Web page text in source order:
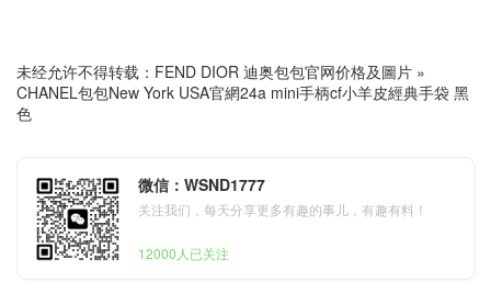
未经允许不得转载： FEND DIOR 迪奥包包官网价格及圖片 »
CHANEL包包New York USA官網24a mini手柄cf小羊皮經典手袋 黑
色
微信：WSND1777
关注我们，每天分享更多有趣的事儿，有趣有料！
12000人已关注